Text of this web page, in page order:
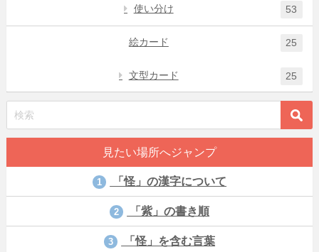
使い分け 53
絵カード 25
文型カード 25
見たい場所へジャンプ
1 「怪」の漢字について
2 「紫」の書き順
3 「怪」を含む言葉